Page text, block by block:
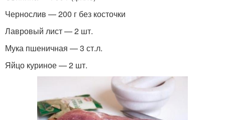
Чернослив — 200 г без косточки
Лавровый лист — 2 шт.
Мука пшеничная — 3 ст.л.
Яйцо куриное — 2 шт.